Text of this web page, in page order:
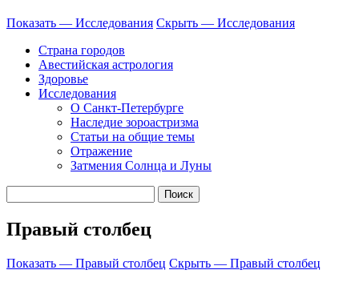
Показать — Исследования Скрыть — Исследования
Страна городов
Авестийская астрология
Здоровье
Исследования
О Санкт-Петербурге
Наследие зороастризма
Cтатьи на общие темы
Отражение
Затмения Солнца и Луны
Правый столбец
Показать — Правый столбец Скрыть — Правый столбец